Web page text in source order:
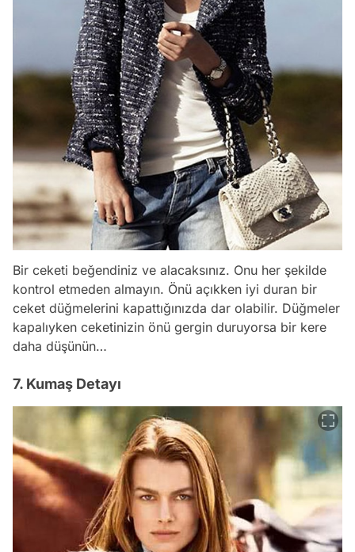
Bir ceketi beğendiniz ve alacaksınız. Onu her şekilde
kontrol etmeden almayın. Önü açıkken iyi duran bir
ceket düğmelerini kapattığınızda dar olabilir. Düğmeler
kapalıyken ceketinizin önü gergin duruyorsa bir kere
daha düşünün…
7. Kumaş Detayı